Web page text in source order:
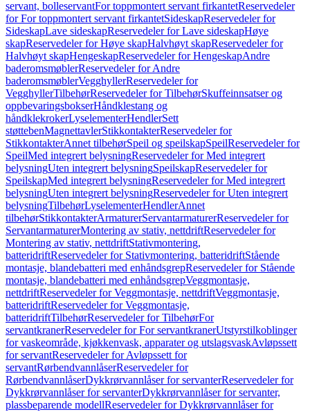
servant, bolleservantFor toppmontert servant firkantetReservedeler
for For toppmontert servant firkantetSideskapReservedeler for
SideskapLave sideskapReservedeler for Lave sideskapHøye
skapReservedeler for Høye skapHalvhøyt skapReservedeler for
Halvhøyt skapHengeskapReservedeler for HengeskapAndre
baderomsmøblerReservedeler for Andre
baderomsmøblerVegghyllerReservedeler for
VegghyllerTilbehørReservedeler for TilbehørSkuffeinnsatser og
oppbevaringsbokserHåndklestang og
håndklekrokerLyselementerHendlerSett
støttebenMagnettavlerStikkontakterReservedeler for
StikkontakterAnnet tilbehørSpeil og speilskapSpeilReservedeler for
SpeilMed integrert belysningReservedeler for Med integrert
belysningUten integrert belysningSpeilskapReservedeler for
SpeilskapMed integrert belysningReservedeler for Med integrert
belysningUten integrert belysningReservedeler for Uten integrert
belysningTilbehørLyselementerHendlerAnnet
tilbehørStikkontakterArmaturerServantarmaturerReservedeler for
ServantarmaturerMontering av stativ, nettdriftReservedeler for
Montering av stativ, nettdriftStativmontering,
batteridriftReservedeler for Stativmontering, batteridriftStående
montasje, blandebatteri med enhåndsgrepReservedeler for Stående
montasje, blandebatteri med enhåndsgrepVeggmontasje,
nettdriftReservedeler for Veggmontasje, nettdriftVeggmontasje,
batteridriftReservedeler for Veggmontasje,
batteridriftTilbehørReservedeler for TilbehørFor
servantkranerReservedeler for For servantkranerUtstyrstilkoblinger
for vaskeområde, kjøkkenvask, apparater og utslagsvaskAvløpssett
for servantReservedeler for Avløpssett for
servantRørbendvannlåserReservedeler for
RørbendvannlåserDykkrørvannlåser for servanterReservedeler for
Dykkrørvannlåser for servanterDykkrørvannlåser for servanter,
plassbeparende modellReservedeler for Dykkrørvannlåser for